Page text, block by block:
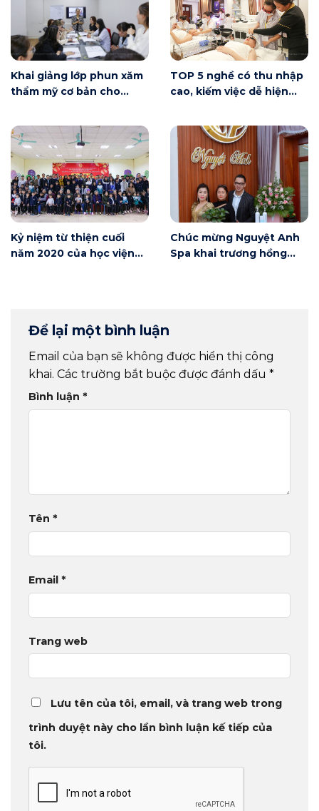
Khai giảng lớp phun xăm
thẩm mỹ cơ bản cho
Nội
TOP 5 nghề có thu nhập
cao, kiếm việc dễ hiện
Kỷ niệm từ thiện cuối
năm 2020 của học viện
Chúc mừng Nguyệt Anh
Spa khai trương hồng
Để lại một bình luận
Email của bạn sẽ không được hiển thị công
khai. Các trường bắt buộc được đánh dấu *
Bình luận *
Tên *
Email *
Trang web
Lưu tên của tôi, email, và trang web trong
trình duyệt này cho lần bình luận kế tiếp của
tôi.